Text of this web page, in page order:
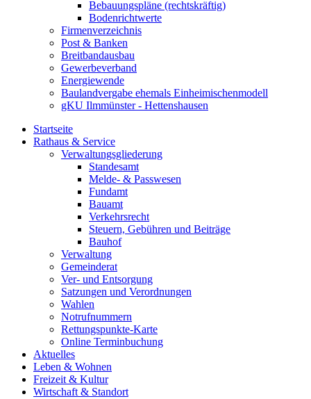
Bebauungspläne (rechtskräftig)
Bodenrichtwerte
Firmenverzeichnis
Post & Banken
Breitbandausbau
Gewerbeverband
Energiewende
Baulandvergabe ehemals Einheimischenmodell
gKU Ilmmünster - Hettenshausen
Startseite
Rathaus & Service
Verwaltungsgliederung
Standesamt
Melde- & Passwesen
Fundamt
Bauamt
Verkehrsrecht
Steuern, Gebühren und Beiträge
Bauhof
Verwaltung
Gemeinderat
Ver- und Entsorgung
Satzungen und Verordnungen
Wahlen
Notrufnummern
Rettungspunkte-Karte
Online Terminbuchung
Aktuelles
Leben & Wohnen
Freizeit & Kultur
Wirtschaft & Standort